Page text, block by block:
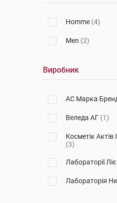
Homme (4)
Men (2)
Виробник
АС Марка
Веледа АГ (1)
Косметік Актів
(3)
Лабораторії
Лабораторія